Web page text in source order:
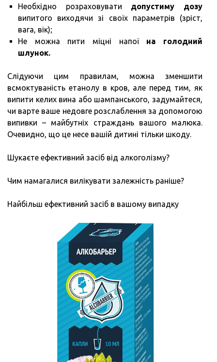
Необхідно розраховувати допустиму дозу
випитого виходячи зі своїх параметрів (зріст,
вага, вік);
Не можна пити міцні напої на голодний
шлунок.
Слідуючи цим правилам, можна зменшити
всмоктуваність етанолу в кров, але перед тим, як
випити келих вина або шампанського, задумайтеся,
чи варте ваше недовге розслаблення за допомогою
випивки – майбутніх страждань вашого малюка.
Очевидно, що це несе вашій дитині тільки шкоду.
Шукаєте ефективний засіб від алкоголізму?
Чим намагалися вилікувати залежність раніше?
Найбільш ефективний засіб в вашому випадку